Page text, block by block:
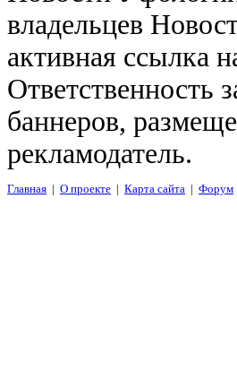
владельцев
активная ссылка
Ответственность
баннеров,
рекламодатель.
Главная | О проекте | Карта сайта | Форум